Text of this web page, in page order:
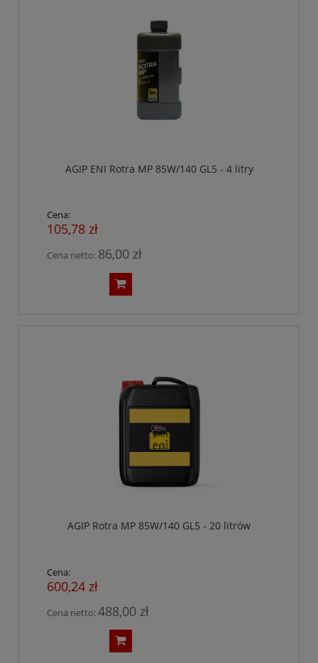
AGIP ENI Rotra MP 85W/140 GL5 - 4 litry
Cena:
105,78 zł
Cena netto: 86,00 zł
AGIP Rotra MP 85W/140 GL5 - 20 litrów
Cena:
600,24 zł
Cena netto:488,00 zł